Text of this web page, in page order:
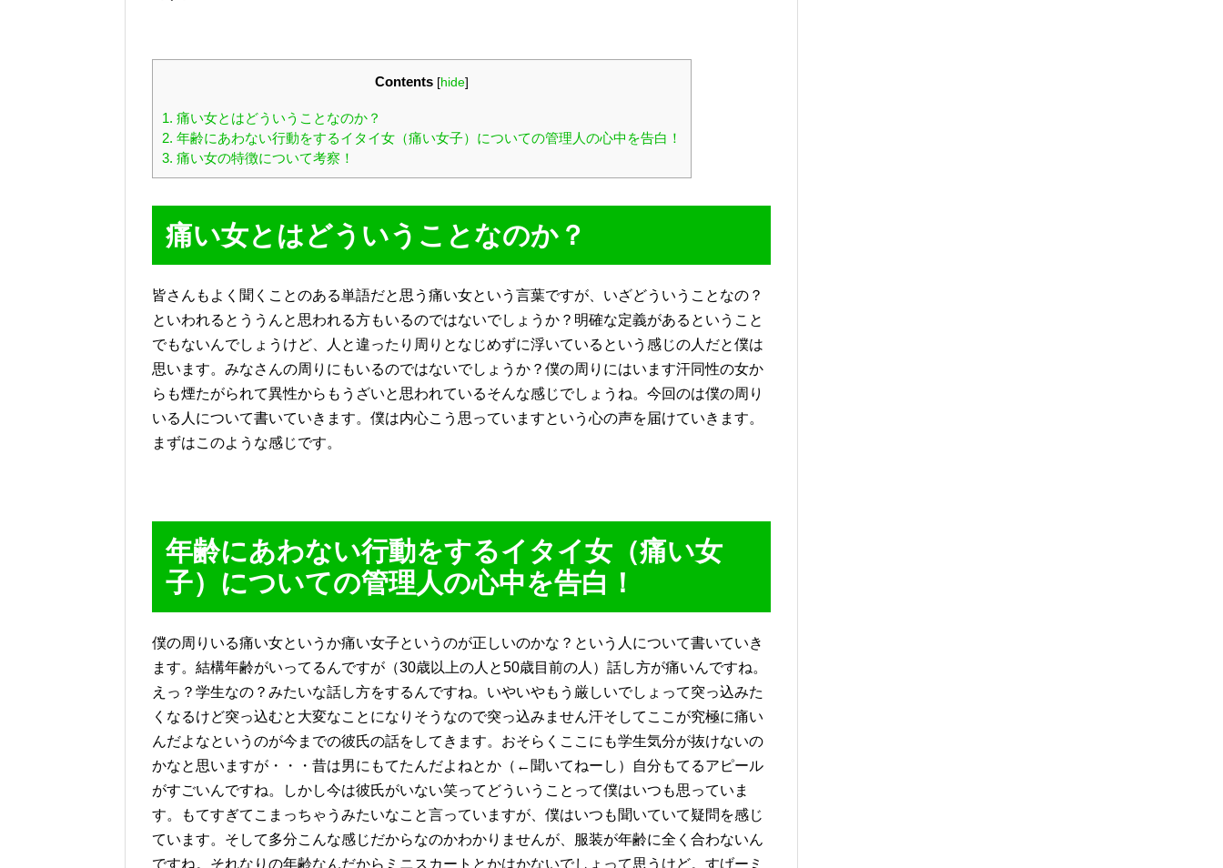
Contents [hide]
1. 痛い女とはどういうことなのか？
2. 年齢にあわない行動をするイタイ女（痛い女子）についての管理人の心中を告白！
3. 痛い女の特徴について考察！
痛い女とはどういうことなのか？
皆さんもよく聞くことのある単語だと思う痛い女という言葉ですが、いざどういうことなの？
といわれるとううんと思われる方もいるのではないでしょうか？明確な定義があるということ
でもないんでしょうけど、人と違ったり周りとなじめずに浮いているという感じの人だと僕は
思います。みなさんの周りにもいるのではないでしょうか？僕の周りにはいます汗同性の女か
らも煙たがられて異性からもうざいと思われているそんな感じでしょうね。今回のは僕の周り
いる人について書いていきます。僕は内心こう思っていますという心の声を届けていきます。
まずはこのような感じです。
年齢にあわない行動をするイタイ女（痛い女
子）についての管理人の心中を告白！
僕の周りいる痛い女というか痛い女子というのが正しいのかな？という人について書いていき
ます。結構年齢がいってるんですが（30歳以上の人と50歳目前の人）話し方が痛いんですね。
えっ？学生なの？みたいな話し方をするんですね。いやいやもう厳しいでしょって突っ込みた
くなるけど突っ込むと大変なことになりそうなので突っ込みません汗そしてここが究極に痛い
んだよなというのが今までの彼氏の話をしてきます。おそらくここにも学生気分が抜けないの
かなと思いますが・・・昔は男にもてたんだよねとか（←聞いてねーし）自分もてるアピール
がすごいんですね。しかし今は彼氏がいない笑ってどういうことって僕はいつも思っていま
す。もてすぎてこまっちゃうみたいなこと言っていますが、僕はいつも聞いていて疑問を感じ
ています。そして多分こんな感じだからなのかわかりませんが、服装が年齢に全く合わないん
ですね。それなりの年齢なんだからミニスカートとかはかないでしょって思うけど。すげーミ